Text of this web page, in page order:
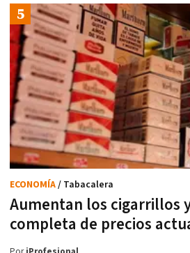
Aumentan los cigarrillos
completa de precios
ECONOMÍA/ Tabacalera